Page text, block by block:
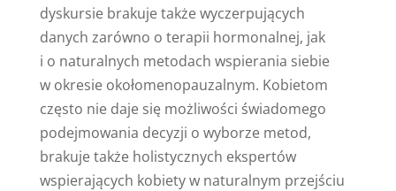
dyskursie brakuje także wyczerpujących
danych zarówno o terapii hormonalnej, jak
i o naturalnych metodach wspierania siebie
w okresie okołomenopauzalnym. Kobietom
często nie daje się możliwości świadomego
podejmowania decyzji o wyborze metod,
brakuje także holistycznych ekspertów
wspierających kobiety w naturalnym przejściu